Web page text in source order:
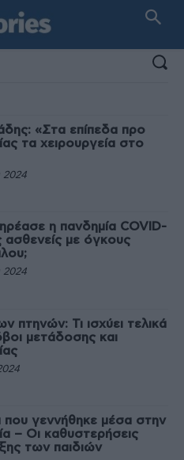
ΑΝΑΖΗΤΗΣΗΣ:
«Στα επίπεδα προ
τα χειρουργεία στο
2024
η πανδημία COVID-
ασθενείς με όγκους
2024
πτηνών: Τι ισχύει τελικά
μετάδοσης και
που γεννήθηκε μέσα στην
– Οι καθυστερήσεις
των παιδιών